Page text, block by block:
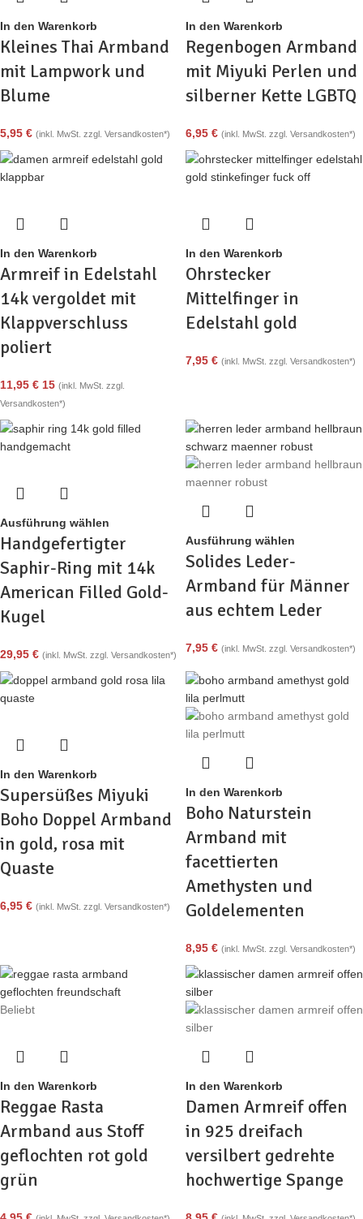
In den Warenkorb
Kleines Thai Armband
mit Lampwork und
Blume
5,95 € (inkl. MwSt. zzgl. Versandkosten*)
In den Warenkorb
Regenbogen Armband
mit Miyuki Perlen und
silberner Kette LGBTQ
6,95 € (inkl. MwSt. zzgl. Versandkosten*)
In den Warenkorb
Armreif in Edelstahl
14k vergoldet mit
Klappverschluss
poliert
11,95 € 15 (inkl. MwSt. zzgl.
Versandkosten*)
In den Warenkorb
Ohrstecker
Mittelfinger in
Edelstahl gold
7,95 € (inkl. MwSt. zzgl. Versandkosten*)
Ausführung wählen
Handgefertigter
Saphir-Ring mit 14k
American Filled Gold-
Kugel
29,95 € (inkl. MwSt. zzgl. Versandkosten*)
Ausführung wählen
Solides Leder-
Armband für Männer
aus echtem Leder
7,95 € (inkl. MwSt. zzgl. Versandkosten*)
In den Warenkorb
Supersüßes Miyuki
Boho Doppel Armband
in gold, rosa mit
Quaste
6,95 € (inkl. MwSt. zzgl. Versandkosten*)
In den Warenkorb
Boho Naturstein
Armband mit
facettierten
Amethysten und
Goldelementen
8,95 € (inkl. MwSt. zzgl. Versandkosten*)
Beliebt
In den Warenkorb
Reggae Rasta
Armband aus Stoff
geflochten rot gold
grün
In den Warenkorb
Damen Armreif offen
in 925 dreifach
versilbert gedrehte
hochwertige Spange